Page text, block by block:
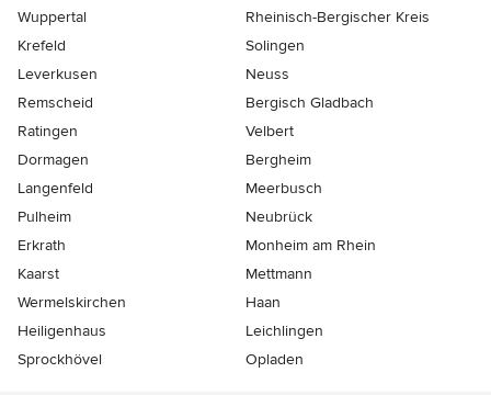
Wuppertal
Rheinisch-Bergischer Kreis
Krefeld
Solingen
Leverkusen
Neuss
Remscheid
Bergisch Gladbach
Ratingen
Velbert
Dormagen
Bergheim
Langenfeld
Meerbusch
Pulheim
Neubrück
Erkrath
Monheim am Rhein
Kaarst
Mettmann
Wermelskirchen
Haan
Heiligenhaus
Leichlingen
Sprockhövel
Opladen